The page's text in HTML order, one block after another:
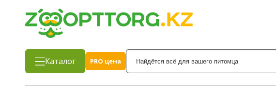
Каталог
PRO цена